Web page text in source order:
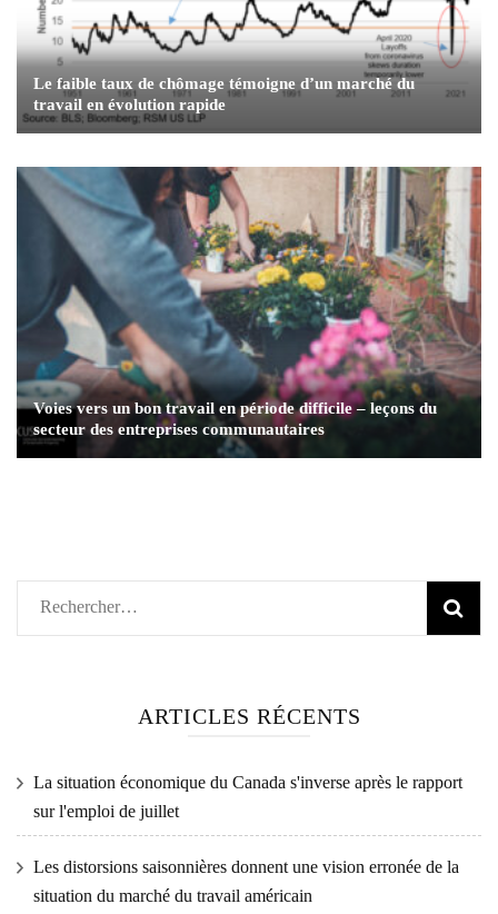
Le faible taux de chômage témoigne d’un marché du
travail en évolution rapide
Voies vers un bon travail en période difficile – leçons du
secteur des entreprises communautaires
Rechercher :
ARTICLES RÉCENTS
La situation économique du Canada s'inverse après le rapport
sur l'emploi de juillet
Les distorsions saisonnières donnent une vision erronée de la
situation du marché du travail américain